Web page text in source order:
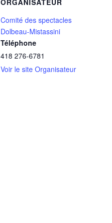
ORGANISATEUR
Comité des spectacles
Dolbeau-Mistassini
Téléphone
418 276-6781
Voir le site Organisateur